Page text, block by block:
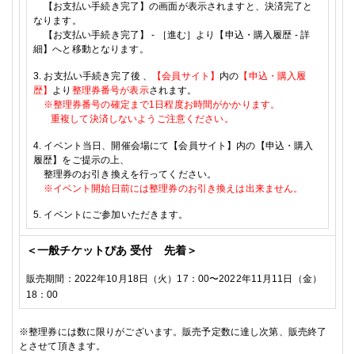
【お支払い手続き完了】の画面が表示されますと、決済完了と
なります。
【お支払い手続き完了】
- ［進む］より【申込・購入履歴 - 詳
細】へと移動となります。
3. お支払い手続き完了後 、 【会員サイト】 内の 【申込・購入履
歴】 より 整理券番号が表示されます。
※整理券番号の確定まで1 日程度お時間がかかります。
重複して決済しないようご注意ください。
4. イベント当日、開催会場にて【会員サイト】内の【申込・購入
履歴】をご提示の上、
整理券のお引き換えを行ってください。
※イベント開始日前には整理券のお引き換えは出来ません。
5. イベントにご参加いただきます。
＜一般チケットぴあ 受付 先着＞
販売期間： 2022年10 月18日 （火） 17 ： 00〜2022年11 月11 日（金）
18 ：00
※整理券には数に限りがございます。販売予定数に達し次第、販売終了
とさせて頂きます。